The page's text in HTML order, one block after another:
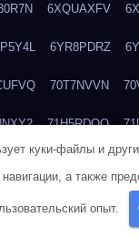
6XQUAXFV
6YR8PDRZ
70T7NVVN
71H5RDOO
куки-файлы и
а также
опыт.